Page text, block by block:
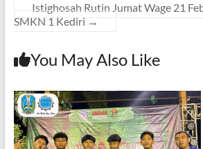
Istighosah Rutin Jumat Wage 21
SMKN 1 Kediri →
You May Also Like